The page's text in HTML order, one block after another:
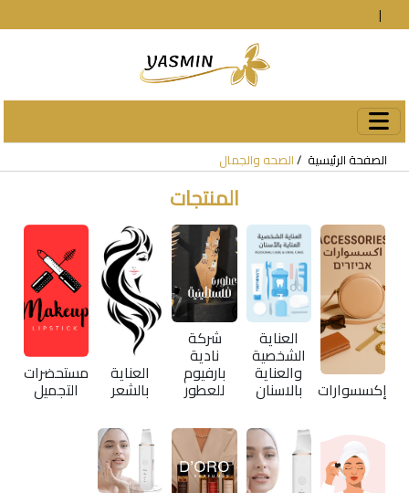
|
الصفحة الرئيسية الصحه والجمال
المنتجات
إكسسوارات
العناية
الشخصية
والعناية
بالاسنان
شركة
نادية
بارفيوم
للعطور
العناية
بالشعر
مستحضرات
التجميل